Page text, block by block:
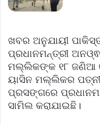
ଖବର ଅନୁଯାୟୀ
ପ୍ରଧାନମନ୍ତ୍ରୀ
ମଲ୍ଲିକଙ୍କ ୧୮ ଜଣିଆ
ୟାସିନ ମଲ୍ଲିକର ପତ୍ନୀ
ପ୍ରସଙ୍ଗରେ
ସାମିଲ କରାଯାଇଛି।